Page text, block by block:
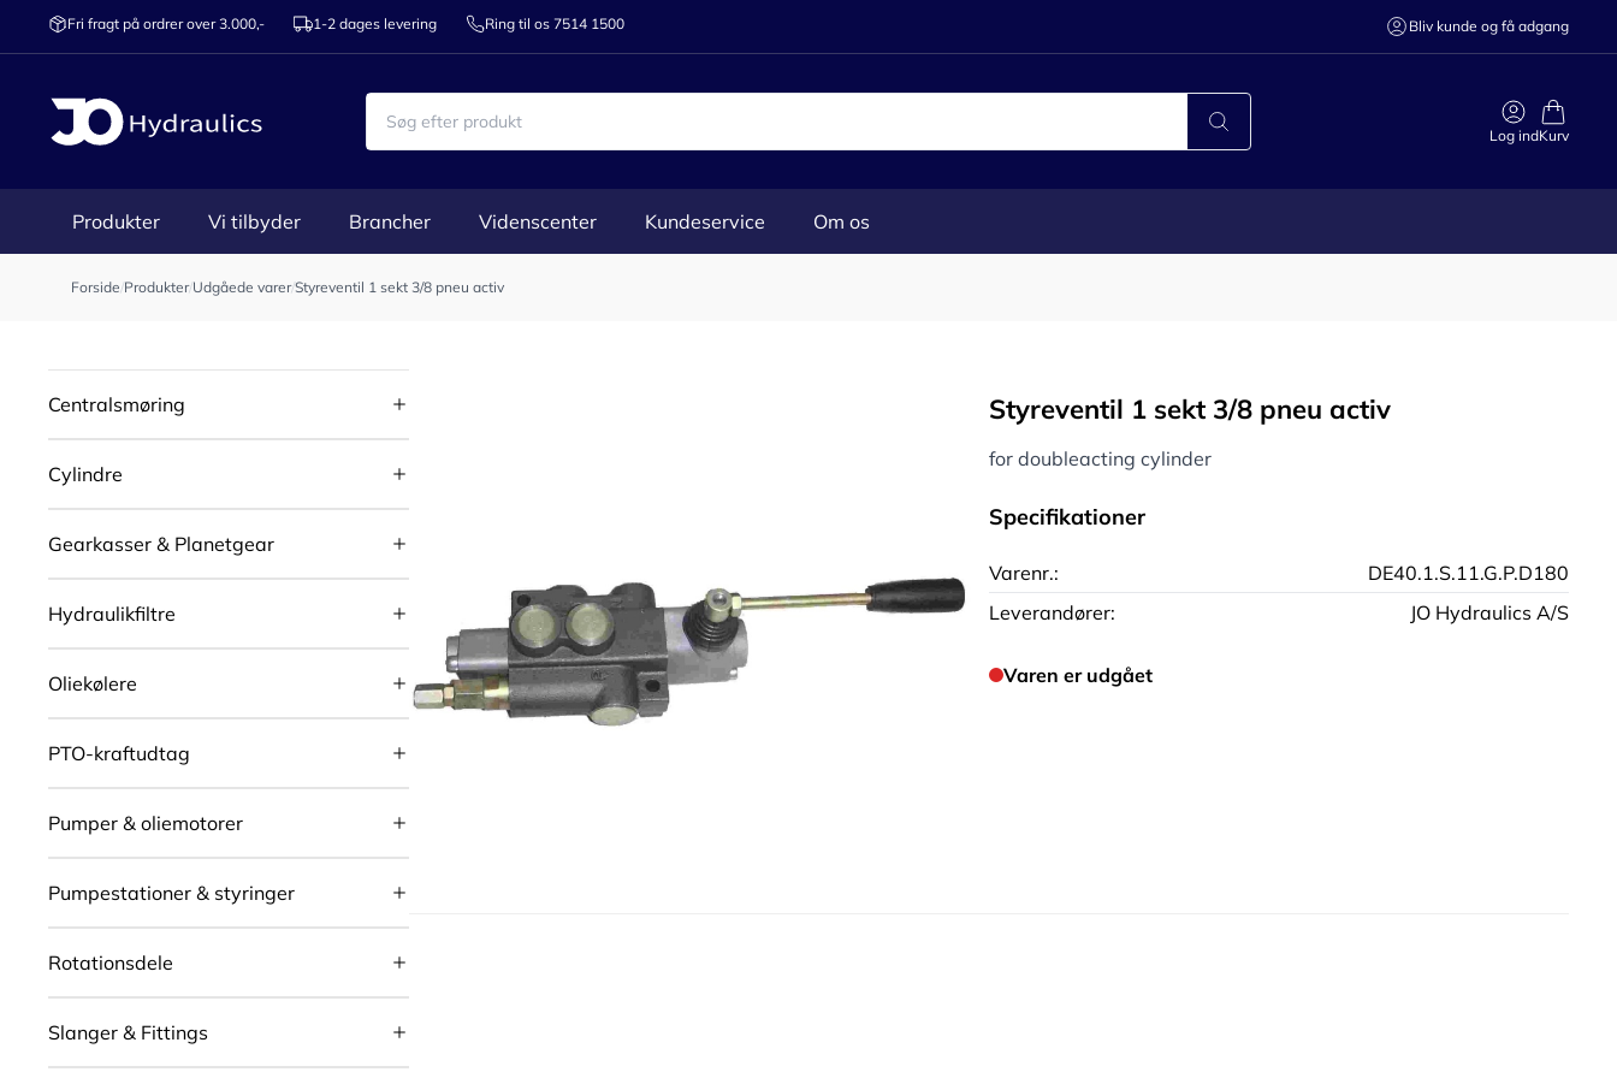
Fri fragt på ordrer over 3.000,- 1-2 dages levering Ring til os 7514 1500 Bliv kunde og få adgang
Log indKurv
Produkter Vi tilbyder Brancher Videnscenter Kundeservice Om os
Forside/Produkter/Udgåede varer/Styreventil 1 sekt 3/8 pneu activ
Centralsmøring
Cylindre
Gearkasser & Planetgear
Hydraulikfiltre
Oliekølere
PTO-kraftudtag
Pumper & oliemotorer
Pumpestationer & styringer
Rotationsdele
Slanger & Fittings
Styreventil 1 sekt 3/8 pneu activ
for doubleacting cylinder
Specifikationer
Varenr.:
DE40.1.S.11.G.P.D180
Leverandører:
JO Hydraulics A/S
Varen er udgået